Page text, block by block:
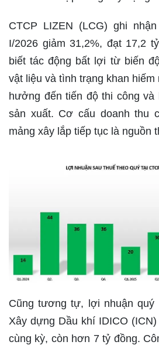
CTCP LIZEN (LCG) ghi
I/2026 giảm 31,2%, đạt 17,2
biết tác động bất lợi từ biến
vật liệu và tình trạng khan hiếm
hưởng đến tiến độ thi công và
sản xuất. Cơ cấu doanh thu
mảng xây lắp tiếp tục là nguồn
Cũng tương tự, lợi nhuận
Xây dựng Dầu khí IDICO
cùng kỳ, còn hơn 7 tỷ đồng.